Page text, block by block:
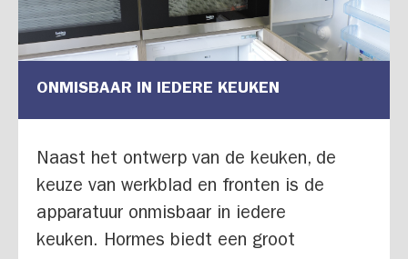
ONMISBAAR IN IEDERE KEUKEN
Naast het ontwerp van de keuken, de
keuze van werkblad en fronten is de
apparatuur onmisbaar in iedere
keuken. Hormes biedt een groot